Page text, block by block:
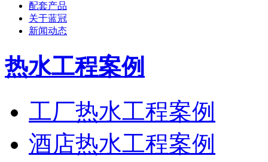
配套产品
关于蓝冠
新闻动态
热水工程案例
工厂热水工程案例
酒店热水工程案例